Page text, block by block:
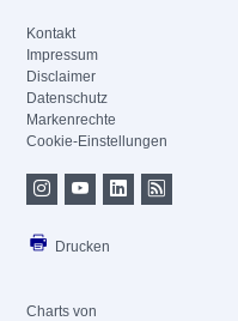
Kontakt
Impressum
Disclaimer
Datenschutz
Markenrechte
Cookie-Einstellungen
Drucken
Charts von